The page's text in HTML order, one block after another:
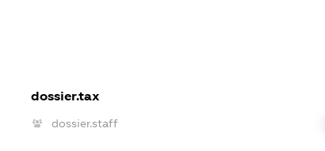
dossier.tax
dossier.staff